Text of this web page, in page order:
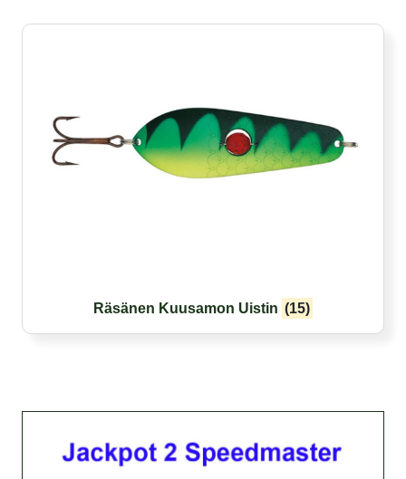
Räsänen Kuusamon Uistin (15)